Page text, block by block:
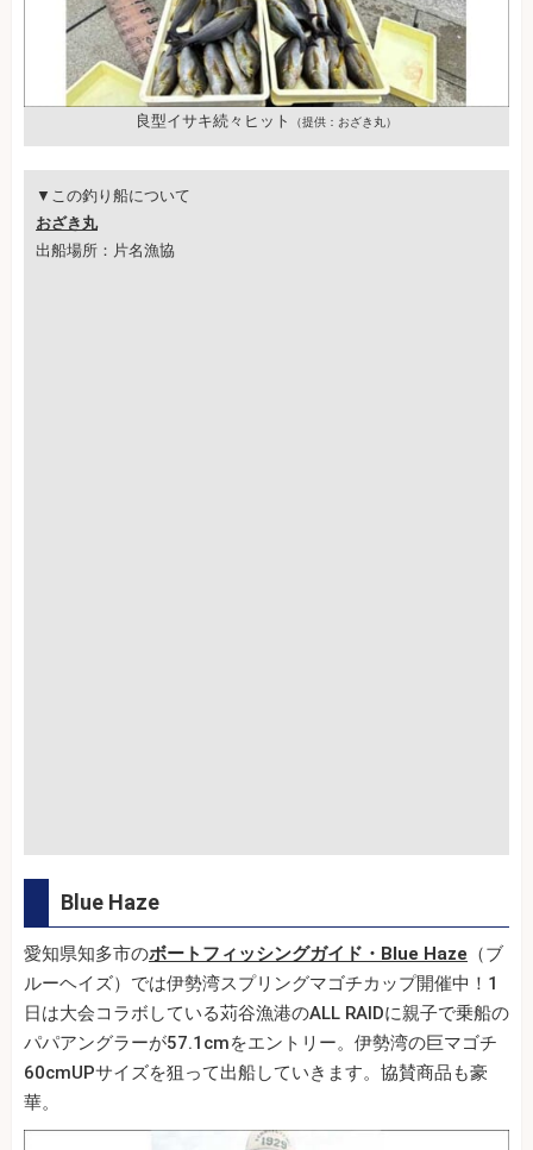
良型イサキ続々ヒット （提供：おざき丸）
▼この釣り船について
おざき丸
出船場所：片名漁協
Blue Haze
愛知県知多市のボートフィッシングガイド・Blue Haze （ブ
ルーヘイズ）では伊勢湾スプリングマゴチカップ開催中！1
日は大会コラボしている苅谷漁港のALL RAIDに親子で乗船の
パパアングラーが57.1cmをエントリー。伊勢湾の巨マゴチ
60cmUPサイズを狙って出船していきます。協賛商品も豪
華。